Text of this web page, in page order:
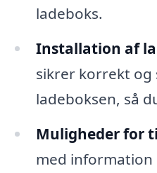
ladeboks.
Installation af
sikrer korrekt og
ladeboksen, så
Muligheder for
med information